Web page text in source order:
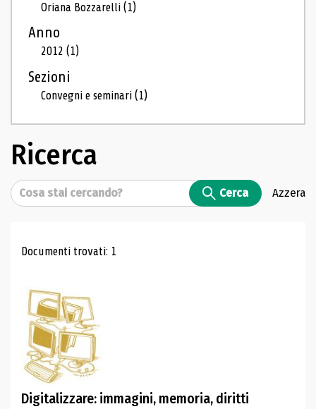
Oriana Bozzarelli(1)
Anno
2012(1)
Sezioni
Convegni e seminari(1)
Ricerca
Cerca Cerca Azzera
Risultati di ricerca
Documenti trovati: 1
Digitalizzare: immagini, memoria, diritti